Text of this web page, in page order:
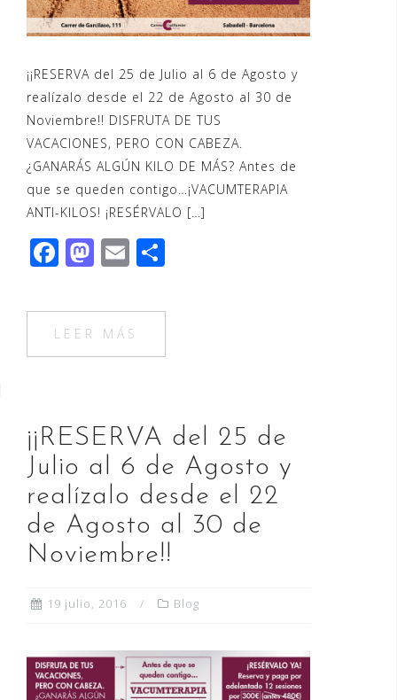
¡¡RESERVA del 25 de Julio al 6 de Agosto y
realízalo desde el 22 de Agosto al 30 de
Noviembre!! DISFRUTA DE TUS
VACACIONES, PERO CON CABEZA.
¿GANARÁS ALGÚN KILO DE MÁS? Antes de
que se queden contigo…¡VACUMTERAPIA
ANTI-KILOS! ¡RESÉRVALO […]
F
a
c
e
b
o
k
M
a
st
o
d
n
E
m
ai
l
m
ar
LEER MÁS
¡¡RESERVA del 25 de
Julio al 6 de Agosto y
realízalo desde el 22
de Agosto al 30 de
Noviembre!!
19 julio, 2016 Blog